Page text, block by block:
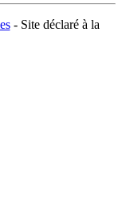
- Site déclaré à la